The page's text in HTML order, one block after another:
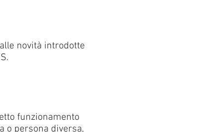
novità introdotte
funzionamento
o persona diversa,